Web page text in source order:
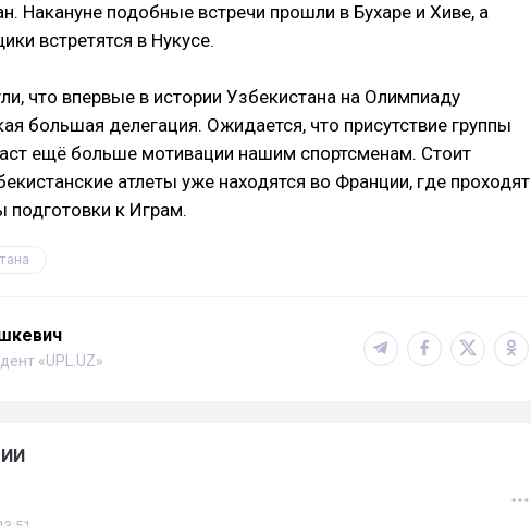
Накануне подобные встречи прошли в Бухаре и Хиве, а
встретятся в Нукусе.
что впервые в истории Узбекистана на Олимпиаду
большая делегация. Ожидается, что присутствие группы
ещё больше мотивации нашим спортсменам. Стоит
атлеты уже находятся во Франции, где проходят
подготовки к Играм.
«UPL.UZ»